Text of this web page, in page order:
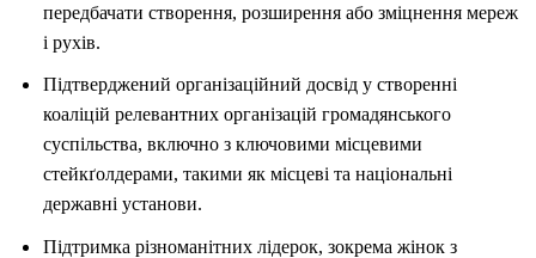
передбачати створення, розширення або зміцнення мереж
і рухів.
Підтверджений організаційний досвід у створенні
коаліцій релевантних організацій громадянського
суспільства, включно з ключовими місцевими
стейкґолдерами, такими як місцеві та національні
державні установи.
Підтримка різноманітних лідерок, зокрема жінок з